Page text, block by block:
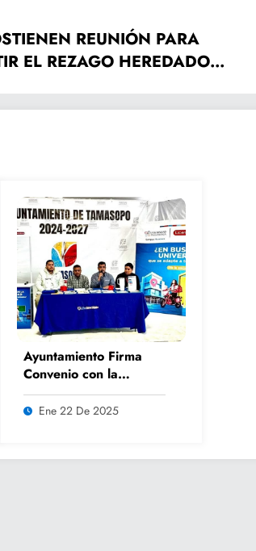
REUNIÓN PARA
EL REZAGO HEREDADO
Ayuntamiento Firma
Convenio con la
Universidad
Tangamanga Campus
Ene 22 De 2025